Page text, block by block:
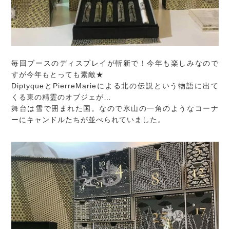
毎回ブースのディスプレイが斬新で！今年も楽しみなので
すが今年もとっても素敵★
DiptyqueとPierreMarieによる北の伝説という物語に出て
くる東の精霊のオブジェが…
舞台は雪で囲まれた国。なので氷山の一角のようなコーナ
ーにキャンドルたちが並べられていました。